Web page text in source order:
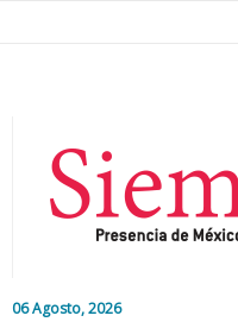
06 Agosto, 2026